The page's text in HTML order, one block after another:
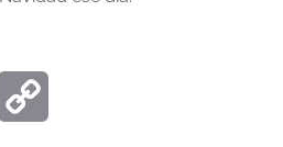
Email